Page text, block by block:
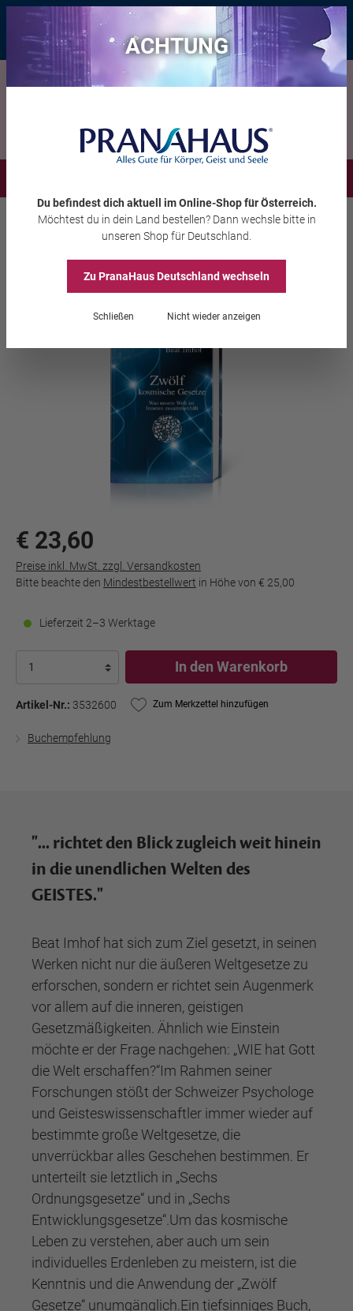
Bis zu 20 € Rabatt* mit dem Vorteils-Codeeintauchen , gültig bis
11.08.2026
Bücher Reinkarnation & Karma
Zwölf kosmische Gesetze
€ 23,60
Preise inkl. MwSt. zzgl. Versandkosten
Bitte beachte den Mindestbestellwert in Höhe von € 25,00
Lieferzeit 2–3 Werktage
In den Warenkorb
Artikel-Nr.: 3532600 Zum Merkzettel hinzufügen
Buchempfehlung
"... richtet den Blick zugleich weit hinein
in die unendlichen Welten des
GEISTES."
Beat Imhof hat sich zum Ziel gesetzt, in seinen
Werken nicht nur die äußeren Weltgesetze zu
erforschen, sondern er richtet sein Augenmerk
vor allem auf die inneren, geistigen
Gesetzmäßigkeiten. Ähnlich wie Einstein
möchte er der Frage nachgehen: „WIE hat Gott
die Welt erschaffen?“Im Rahmen seiner
Forschungen stößt der Schweizer Psychologe
und Geisteswissenschaftler immer wieder auf
bestimmte große Weltgesetze, die
unverrückbar alles Geschehen bestimmen. Er
unterteilt sie letztlich in „Sechs
Ordnungsgesetze“ und in „Sechs
Entwicklungsgesetze“.Um das kosmische
Leben zu verstehen, aber auch um sein
individuelles Erdenleben zu meistern, ist die
Kenntnis und die Anwendung der „Zwölf
Gesetze“ unumgänglich.Ein tiefsinniges Buch,
ACHTUNG
Du befindest dich aktuell im Online-Shopfür Österreich.
Möchtest du in dein Land bestellen? Dann wechsle bitte in
unseren Shop für Deutschland
Zu PranaHausDeutschland wechseln
Schließen Nicht wieder anzeigen